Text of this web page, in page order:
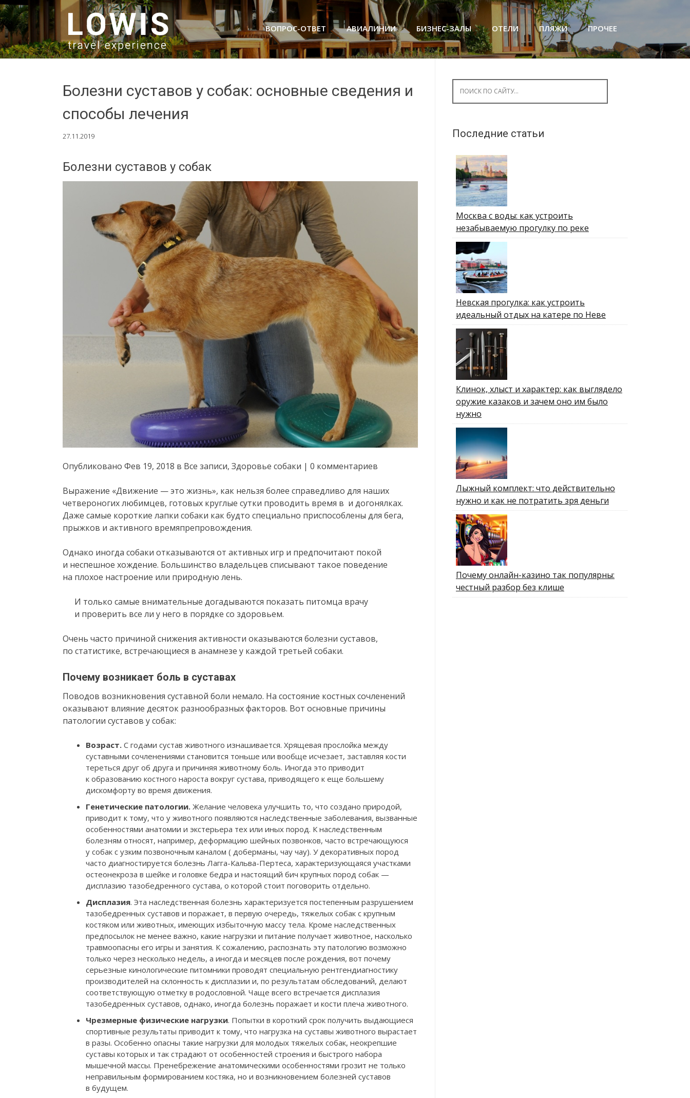
SKIP TO CONTENT ПРОЧЕЕ
ПЛЯЖИ
ОТЕЛИ
БИЗНЕС-ЗАЛЫ
АВИАЛИНИИ
ВОПРОС-ОТВЕТ
Болезни суставов у собак: основные сведения и
способы лечения
27.11.2019
Болезни суставов у собак
Опубликовано Фев 19, 2018 в Все записи, Здоровье собаки | 0 комментариев
Выражение «Движение — это жизнь», как нельзя более справедливо для наших
четвероногих любимцев, готовых круглые сутки проводить время в и догонялках.
Даже самые короткие лапки собаки как будто специально приспособлены для бега,
прыжков и активного времяпрепровождения.
Однако иногда собаки отказываются от активных игр и предпочитают покой
и неспешное хождение. Большинство владельцев списывают такое поведение
на плохое настроение или природную лень.
И только самые внимательные догадываются показать питомца врачу
и проверить все ли у него в порядке со здоровьем.
Очень часто причиной снижения активности оказываются болезни суставов,
по статистике, встречающиеся в анамнезе у каждой третьей собаки.
Почему возникает боль в суставах
Поводов возникновения суставной боли немало. На состояние костных сочленений
оказывают влияние десяток разнообразных факторов. Вот основные причины
патологии суставов у собак:
Возраст. С годами сустав животного изнашивается. Хрящевая прослойка между
суставными сочленениями становится тоньше или вообще исчезает, заставляя кости
тереться друг об друга и причиняя животному боль. Иногда это приводит
к образованию костного нароста вокруг сустава, приводящего к еще большему
дискомфорту во время движения.
Генетические патологии. Желание человека улучшить то, что создано природой,
приводит к тому, что у животного появляются наследственные заболевания, вызванные
особенностями анатомии и экстерьера тех или иных пород. К наследственным
болезням относят, например, деформацию шейных позвонков, часто встречающуюся
у собак с узким позвоночным каналом ( доберманы, чау чау). У декоративных пород
часто диагностируется болезнь Лагга-Кальва-Пертеса, характеризующаяся участками
остеонекроза в шейке и головке бедра и настоящий бич крупных пород собак —
дисплазию тазобедренного сустава, о которой стоит поговорить отдельно.
Дисплазия. Эта наследственная болезнь характеризуется постепенным разрушением
тазобедренных суставов и поражает, в первую очередь, тяжелых собак с крупным
костяком или животных, имеющих избыточную массу тела. Кроме наследственных
предпосылок не менее важно, какие нагрузки и питание получает животное, насколько
травмоопасны его игры и занятия. К сожалению, распознать эту патологию возможно
только через несколько недель, а иногда и месяцев после рождения, вот почему
серьезные кинологические питомники проводят специальную рентгендиагностику
производителей на склонность к дисплазии и, по результатам обследований, делают
соответствующую отметку в родословной. Чаще всего встречается дисплазия
тазобедренных суставов, однако, иногда болезнь поражает и кости плеча животного.
Чрезмерные физические нагрузки. Попытки в короткий срок получить выдающиеся
спортивные результаты приводит к тому, что нагрузка на суставы животного вырастает
в разы. Особенно опасны такие нагрузки для молодых тяжелых собак, неокрепшие
суставы которых и так страдают от особенностей строения и быстрого набора
мышечной массы. Пренебрежение анатомическими особенностями грозит не только
неправильным формированием костяка, но и возникновением болезней суставов
в будущем.
Последние статьи
Москва с воды: как устроить
незабываемую прогулку по реке
Невская прогулка: как устроить
идеальный отдых на катере по Неве
Клинок, хлыст и характер: как выглядело
оружие казаков и зачем оно им было
нужно
Лыжный комплект: что действительно
нужно и как не потратить зря деньги
Почему онлайн-казино так популярны:
честный разбор без клише